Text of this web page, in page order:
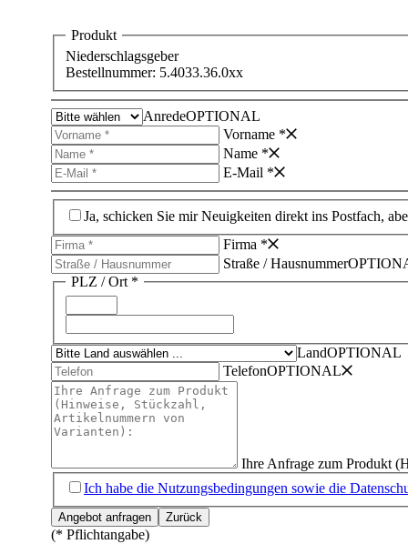
Produkt
Niederschlagsgeber
Bestellnummer: 5.4033.36.0xx
AnredeOPTIONAL
Vorname *
Name *
E-Mail *
Ja, schicken Sie mir Neuigkeiten direkt ins Postfach,
Firma *
Straße /­ Hausnummer
PLZ /­ Ort *
LandOPTIONAL
TelefonOPTIONAL
Ihre Anfrage zum Produkt
Ich habe die Nutzungsbedingungen sowie die
(* Pflichtangabe)